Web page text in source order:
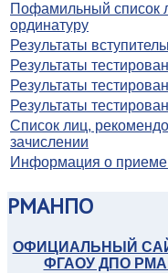
Пофамильный список
ординатуру
Результаты
Результаты
Результаты
Результаты
Список лиц,
зачислении
Информация о приеме
РМАНПО
ОФИЦИАЛЬНЫЙ
ФГАОУ ДПО